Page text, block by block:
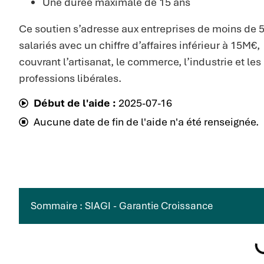
Ce soutien s’adresse aux entreprises de moins de
salariés avec un chiffre d’affaires inférieur à 15M€,
couvrant l’artisanat, le commerce, l’industrie et les
professions libérales.
Début de l'aide : 2025-07-16
Aucune date de fin de l'aide n'a été renseignée.
Sommaire : SIAGI - Garantie Croissance